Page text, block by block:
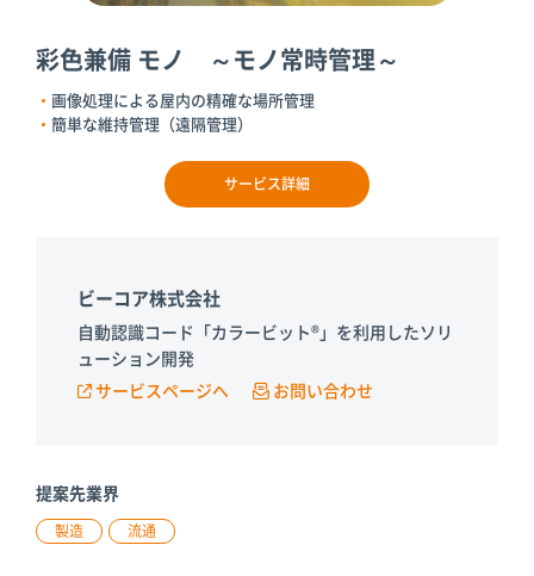
彩色兼備 モノ ～モノ常時管理～
画像処理による屋内の精確な場所管理
簡単な維持管理（遠隔管理）
サービス詳細
ビーコア株式会社
自動認識コード「カラービット®」を利用したソリ
ューション開発
サービスページへ
お問い合わせ
提案先業界
製造 流通